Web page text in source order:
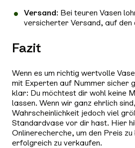
Versand: Bei teuren Vasen
versicherter Versand, auf den
Fazit
Wenn es um richtig wertvolle
mit Experten auf Nummer sicher
klar: Du möchtest dir wohl keine
lassen. Wenn wir ganz ehrlich
Wahrscheinlichkeit jedoch viel
Standardvase vor dir hast. Hier
Onlinerecherche, um den Preis zu
erfolgreich zu verkaufen.